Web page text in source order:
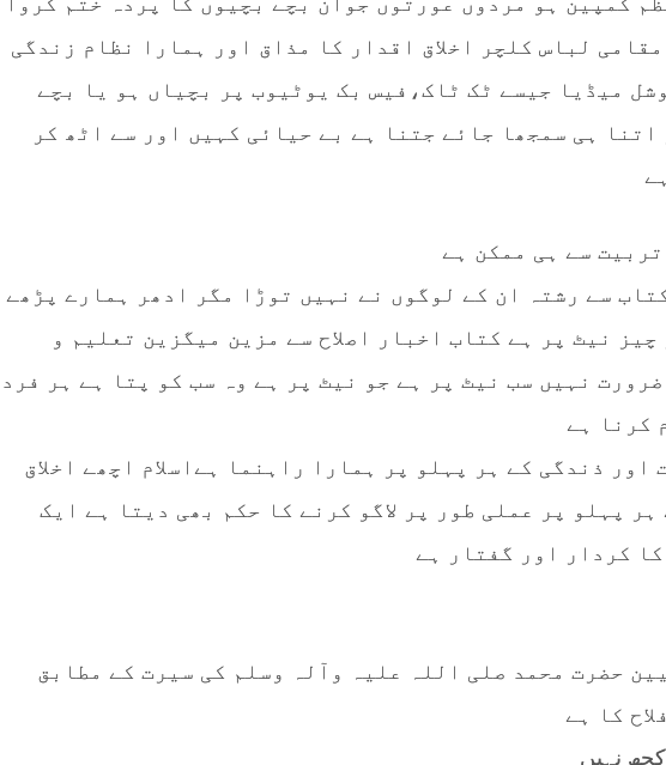
لباس کلچر اخلاق اقدار کا مذاق اور ہمارا نظام زندگی
میڈیا جیسے ٹک ٹاک،فیس بک یوٹیوب پر بچیاں ہو یا بچے
ہی سمجھا جائے جتنا ہے بے حیائی کہیں اور سے اٹھ کر
سے ہی ممکن ہے
سے رشتہ ان کے لوگوں نے نہیں توڑا مگر ادھر ہمارے پڑھے
نیٹ پر ہے کتاب اخبار اصلاح سے مزین میگزین تعلیم و
نہیں سب نیٹ پر ہے جو نیٹ پر ہے وہ سب کو پتا ہے ہر فرد
کرنا ہے
اور ذندگی کے ہر پہلو پر ہمارا راہنما ہےاسلام اچھے اخلاق
پہلو پر عملی طور پر لاگو کرنے کا حکم بھی دیتا ہے ایک
کردار اور گفتار ہے
حضرت محمد صلی اللہ علیہ وآلہ وسلم کی سیرت کے مطابق
کا ہے
نہیں